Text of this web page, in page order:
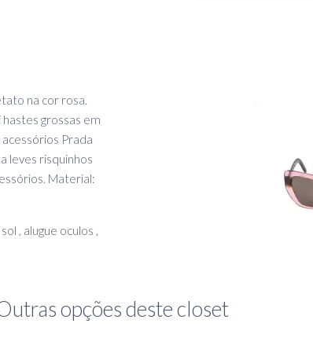
na cor rosa.
grossas em
Prada
leves risquinhos
Material:
, alugue oculos ,
opções deste closet